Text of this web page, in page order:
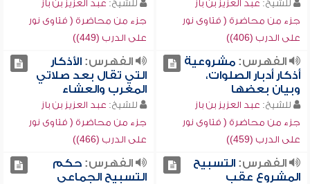
للشيخ: عبد العزيز بن باز
جزء من محاضرة ( فتاوى نور
على الدرب (406))
للشيخ: عبد العزيز بن باز
جزء من محاضرة ( فتاوى نور
على الدرب (449))
الفهرس:مشروعية
أذكار أدبار الصلوات،
وبيان بعضها
للشيخ: عبد العزيز بن باز
جزء من محاضرة ( فتاوى نور
على الدرب (459))
الفهرس:الأذكار
التي تقال بعد صلاتي
المغرب والعشاء
للشيخ: عبد العزيز بن باز
جزء من محاضرة ( فتاوى نور
على الدرب (466))
الفهرس:التسبيح
المشروع عقب
الفهرس:حكم
التسبيح الجماعي